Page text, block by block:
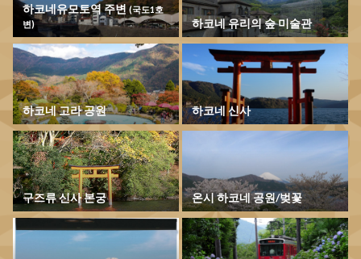
하코네유모토역 주변(국도1호
변)
하코네 유리의 숲 미술관
하코네 고라 공원 하코네 신사
구즈류 신사 본궁 온시 하코네 공원/벚꽃